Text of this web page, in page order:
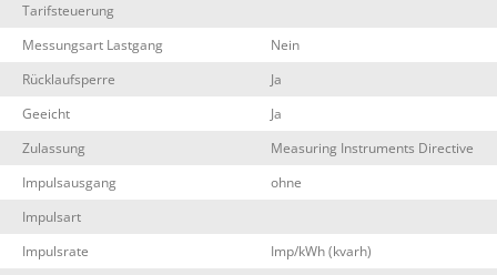
Tarifsteuerung
Messungsart Lastgang
Nein
Rücklaufsperre
Ja
Geeicht
Ja
Zulassung
Measuring Instruments Directive
Impulsausgang
ohne
Impulsart
Impulsrate
Imp/kWh (kvarh)